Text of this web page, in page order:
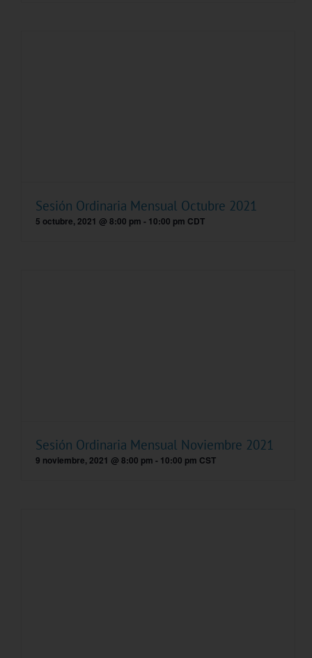
Sesión Ordinaria Mensual Octubre 2021
5 octubre, 2021 @ 8:00 pm - 10:00 pm CDT
Sesión Ordinaria Mensual Noviembre 2021
9 noviembre, 2021 @ 8:00 pm - 10:00 pm CST